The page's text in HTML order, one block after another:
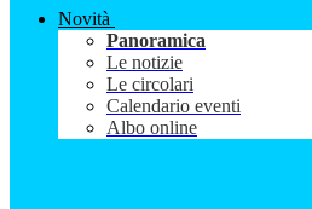
Novità
Panoramica
Le notizie
Le circolari
Calendario eventi
Albo online